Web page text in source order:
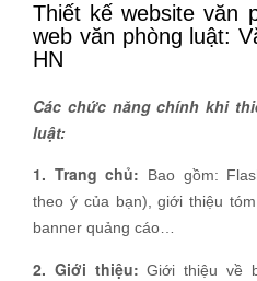
Thiết kế website văn
web văn phòng luật:
HN
Các chức năng chính khi
luật:
1. Trang chủ: Bao gồm:
theo ý của bạn), giới thiệu
banner quảng cáo…
2. Giới thiệu: Giới thiệu về